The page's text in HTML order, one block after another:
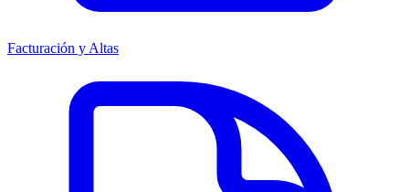
Facturación y Altas